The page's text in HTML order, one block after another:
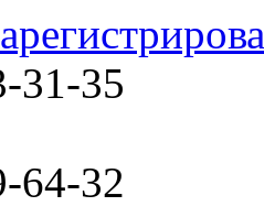
31-35
64-32